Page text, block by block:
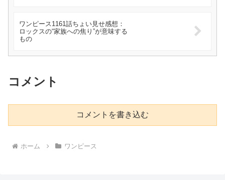
ワンピース1161話ちょい見せ感想：
ロックスの“家族への焦り”が意味する
もの
コメント
コメントを書き込む
ホーム ワンピース